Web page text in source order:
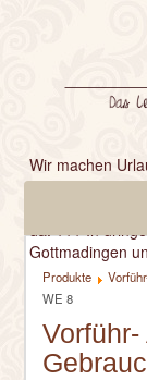
Wir machen
einschließlich
geschlossen.
da. +++ In
Gottmadingen
Produkte
WE 8